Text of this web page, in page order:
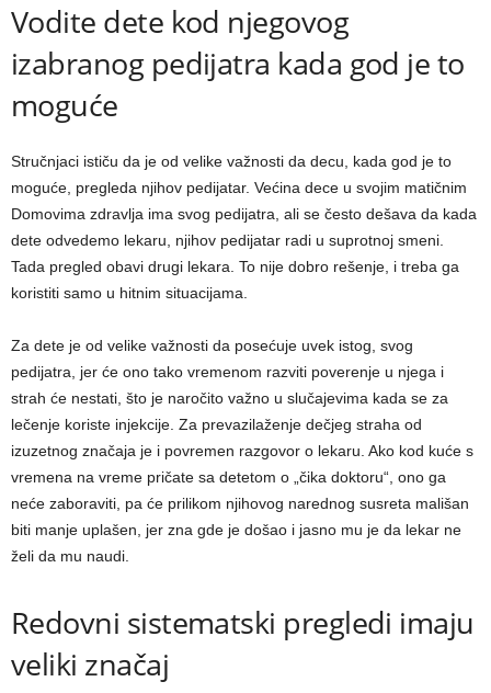
Vodite dete kod njegovog
izabranog pedijatra kada god je to
moguće
Stručnjaci ističu da je od velike važnosti da decu, kada god je to
moguće, pregleda njihov pedijatar. Većina dece u svojim matičnim
Domovima zdravlja ima svog pedijatra, ali se često dešava da kada
dete odvedemo lekaru, njihov pedijatar radi u suprotnoj smeni.
Tada pregled obavi drugi lekara. To nije dobro rešenje, i treba ga
koristiti samo u hitnim situacijama.
Za dete je od velike važnosti da posećuje uvek istog, svog
pedijatra, jer će ono tako vremenom razviti poverenje u njega i
strah će nestati, što je naročito važno u slučajevima kada se za
lečenje koriste injekcije. Za prevazilaženje dečjeg straha od
izuzetnog značaja je i povremen razgovor o lekaru. Ako kod kuće s
vremena na vreme pričate sa detetom o „čika doktoru“, ono ga
neće zaboraviti, pa će prilikom njihovog narednog susreta mališan
biti manje uplašen, jer zna gde je došao i jasno mu je da lekar ne
želi da mu naudi.
Redovni sistematski pregledi imaju
veliki značaj